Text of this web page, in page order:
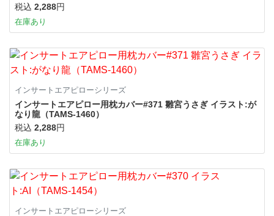
税込 2,288円
在庫あり
インサートエアピローシリーズ
インサートエアピロー用枕カバー#371 雛宮うさぎ イラスト:が
なり龍（TAMS-1460）
税込 2,288円
在庫あり
インサートエアピローシリーズ